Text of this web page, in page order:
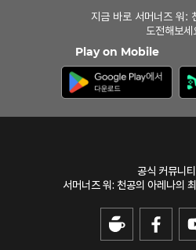
지금 바로 서머너즈 워:
도전해보세
Play on Mobile
공식 커뮤니
서머너즈 워: 천공의 아레나의